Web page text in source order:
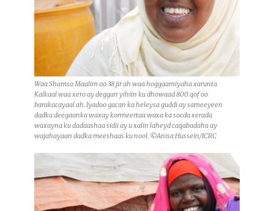
Waa Shamso Maalim oo 38 jir ah waa hoggaamiyaha xarunta
Kalkaal waa xero ay deggan yihiin ku dhowaad 800 qof oo
barakacayaal ah. Iyadoo gacan ka heleysa guddi ay sameeyeen
dadka deegaanka waxay kormeertaa waxa ka socda xerada
waxayna ku dadaashaa sidii ay u xalin laheyd caqabadaha ay
wajahayaan dadka meeshaas ku nool. ©Anisa Hussein/ICRC